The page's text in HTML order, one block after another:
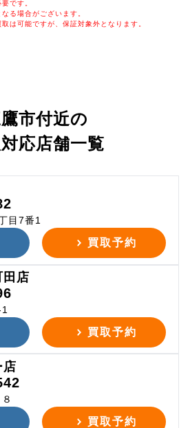
です。
る場合がございます。
は可能ですが、保証対象外となります。
市付近の
応店舗一覧
目7番1
買取予約
田店
買取予約
店
買取予約